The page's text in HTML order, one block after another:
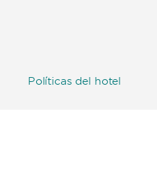
Políticas del hotel